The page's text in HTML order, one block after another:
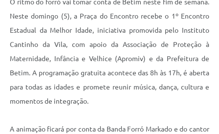
O ritmo do forró vai tomar conta de Betim neste fim de semana.
Neste domingo (5), a Praça do Encontro recebe o 1º Encontro
Estadual da Melhor Idade, iniciativa promovida pelo Instituto
Cantinho da Vila, com apoio da Associação de Proteção à
Maternidade, Infância e Velhice (Apromiv) e da Prefeitura de
Betim. A programação gratuita acontece das 8h às 17h, é aberta
para todas as idades e promete reunir música, dança, cultura e
momentos de integração.
A animação ficará por conta da Banda Forró Markado e do cantor